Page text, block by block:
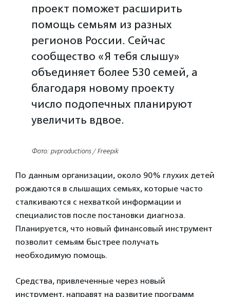
проект поможет расширить
помощь семьям из разных
регионов России. Сейчас
сообщество «Я тебя слышу»
объединяет более 530 семей, а
благодаря новому проекту
число подопечных планируют
увеличить вдвое.
Фото: pvproductions / Freepik
По данным организации, около 90% глухих детей
рождаются в слышащих семьях, которые часто
сталкиваются с нехваткой информации и
специалистов после постановки диагноза.
Планируется, что новый финансовый инструмент
позволит семьям быстрее получать
необходимую помощь.
Средства, привлеченные через новый
инструмент, направят на развитие программ